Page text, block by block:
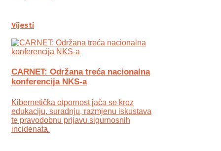
Vijesti
CARNET: Održana treća nacionalna
konferencija NKS-a
Kibernetička otpornost jača se kroz
edukaciju, suradnju, razmjenu iskustava
te pravodobnu prijavu sigurnosnih
incidenata.